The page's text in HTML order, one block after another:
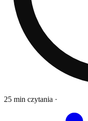
25 min czytania ·